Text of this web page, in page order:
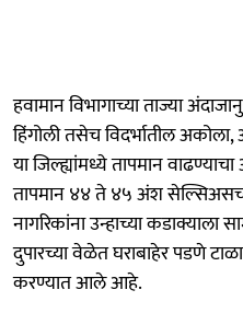
हवामान विभागाच्या ताज्या
हिंगोली तसेच विदर्भातील अकोला,
या जिल्ह्यांमध्ये तापमान
तापमान ४४ ते ४५ अंश
नागरिकांना उन्हाच्या कडाक्याला
दुपारच्या वेळेत घराबाहेर पडणे
करण्यात आले आहे.